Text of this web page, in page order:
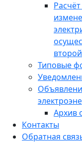
Типовые
Архив
Контакты
Обратная